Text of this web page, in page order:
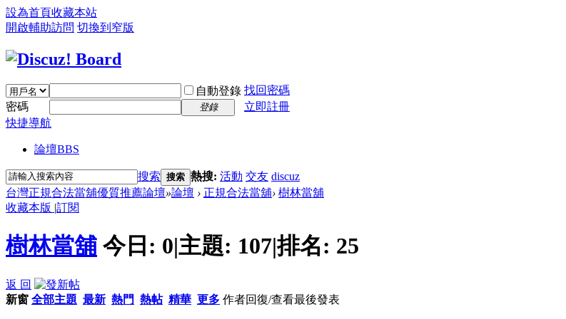
設為首頁收藏本站
開啟輔助訪問 切換到窄版
自動登錄 找回密碼
密碼
登錄
立即註冊
快捷導航
論壇BBS
搜索 搜索 熱搜: 活動 交友 discuz
台灣正規合法當舖優質推薦論壇»論壇 › 正規合法當舖› 樹林當舖
收藏本版 |訂閱
樹林當舖 今日: 0|主題: 107|排名: 25
返 回
新窗 全部主題 最新 熱門 熱帖 精華 更多 作者回復/查看最後發表